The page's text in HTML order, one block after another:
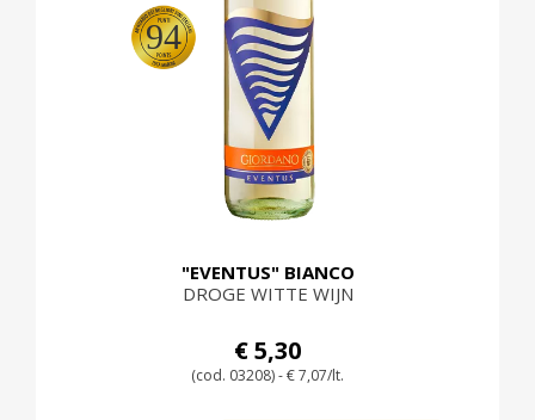
94
"EVENTUS" BIANCO
DROGE WITTE WIJN
€ 5,30
(cod. 03208) - € 7,07/lt.